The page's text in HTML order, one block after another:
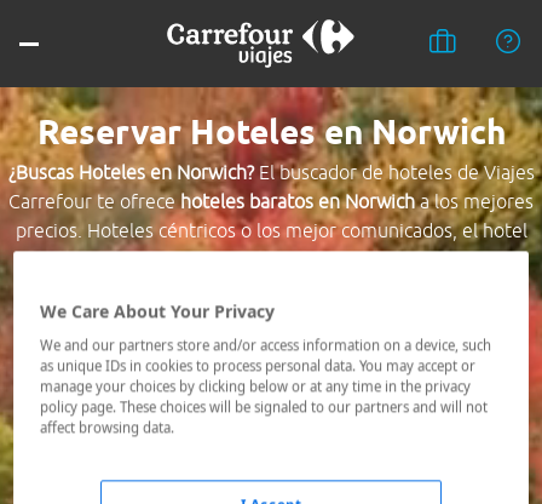
Reservar Hoteles en Norwich
¿Buscas Hoteles en Norwich?El buscador de hoteles de Viajes
Carrefour te ofrecehoteles baratos en Norwicha los mejores
precios. Hoteles céntricos o los mejor comunicados, el hotel
que busques nosotros te lo encontramos al mejor precio.
Destino *
Fechas *
09/08/2026 - 10/08/2026
We Care About Your Privacy
We and our partners store and/or access information on a device, such
as unique IDs in cookies to process personal data. You may accept or
manage your choices by clicking below or at any time in the privacy
policy page. These choices will be signaled to our partners and will not
affect browsing data.